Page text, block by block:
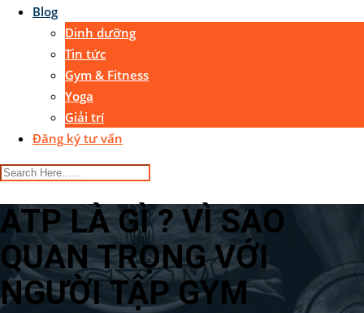
Blog
Dinh dưỡng
Tin tức
Gym & Fitness
Yoga
Giải trí
Đăng ký tư vấn
ATP LÀ GÌ ? VÌ SAO
QUAN TRỌNG VỚI
NGƯỜI TẬP GYM